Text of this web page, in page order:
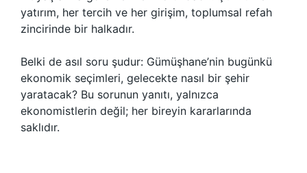
yatırım, her tercih ve her girişim, toplumsal refah
zincirinde bir halkadır.
Belki de asıl soru şudur: Gümüşhane’nin bugünkü
ekonomik seçimleri, gelecekte nasıl bir şehir
yaratacak? Bu sorunun yanıtı, yalnızca
ekonomistlerin değil; her bireyin kararlarında
saklıdır.